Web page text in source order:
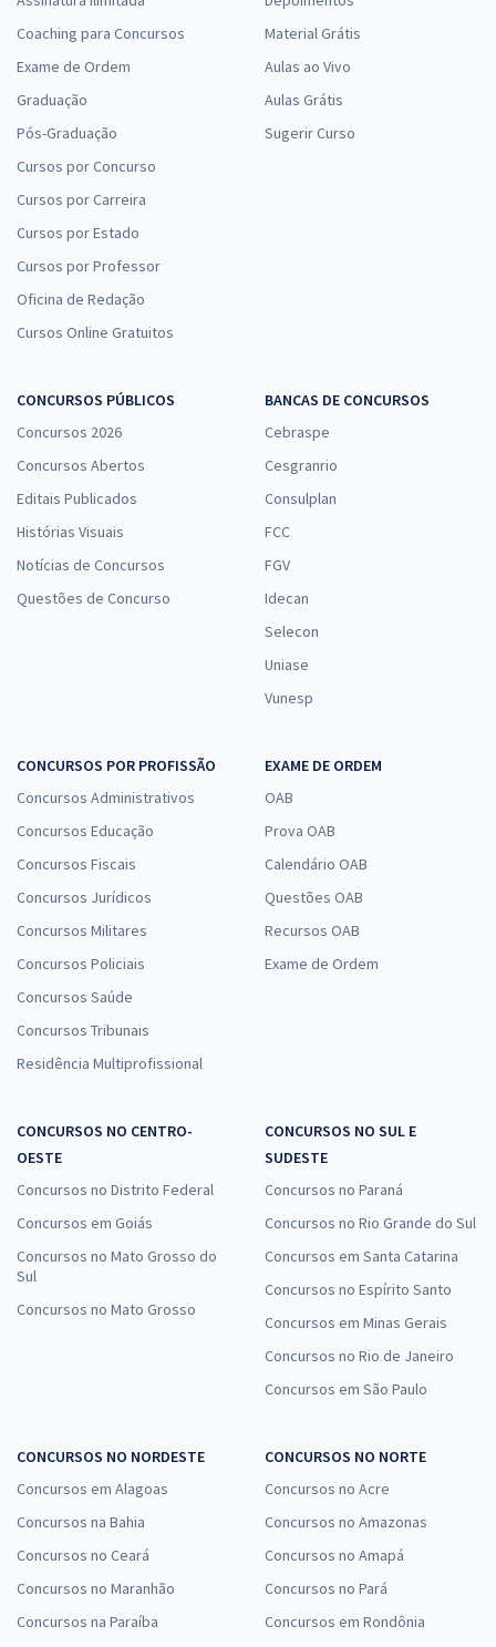
Coaching para Concursos
Exame de Ordem
Graduação
Pós-Graduação
Cursos por Concurso
Cursos por Carreira
Cursos por Estado
Cursos por Professor
Oficina de Redação
Cursos Online Gratuitos
Material Grátis
Aulas ao Vivo
Aulas Grátis
Sugerir Curso
CONCURSOS PÚBLICOS
Concursos 2026
Concursos Abertos
Editais Publicados
Histórias Visuais
Notícias de Concursos
Questões de Concurso
BANCAS DE CONCURSOS
Cebraspe
Cesgranrio
Consulplan
FCC
FGV
Idecan
Selecon
Uniase
Vunesp
CONCURSOS POR PROFISSÃO
Concursos Administrativos
Concursos Educação
Concursos Fiscais
Concursos Jurídicos
Concursos Militares
Concursos Policiais
Concursos Saúde
Concursos Tribunais
Residência Multiprofissional
EXAME DE ORDEM
OAB
Prova OAB
Calendário OAB
Questões OAB
Recursos OAB
Exame de Ordem
CONCURSOS NO CENTRO-
OESTE
Concursos no Distrito Federal
Concursos em Goiás
Concursos no Mato Grosso do
Sul
Concursos no Mato Grosso
CONCURSOS NO SUL E
SUDESTE
Concursos no Paraná
Concursos no Rio Grande do Sul
Concursos em Santa Catarina
Concursos no Espírito Santo
Concursos em Minas Gerais
Concursos no Rio de Janeiro
Concursos em São Paulo
CONCURSOS NO NORDESTE
Concursos em Alagoas
Concursos na Bahia
Concursos no Ceará
Concursos no Maranhão
Concursos na Paraíba
CONCURSOS NO NORTE
Concursos no Acre
Concursos no Amazonas
Concursos no Amapá
Concursos no Pará
Concursos em Rondônia